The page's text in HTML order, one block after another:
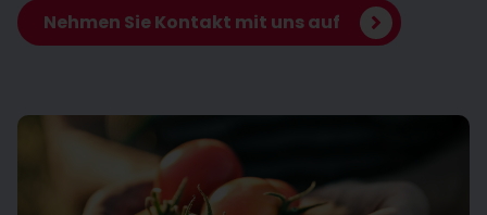
Nehmen Sie Kontakt mit uns auf